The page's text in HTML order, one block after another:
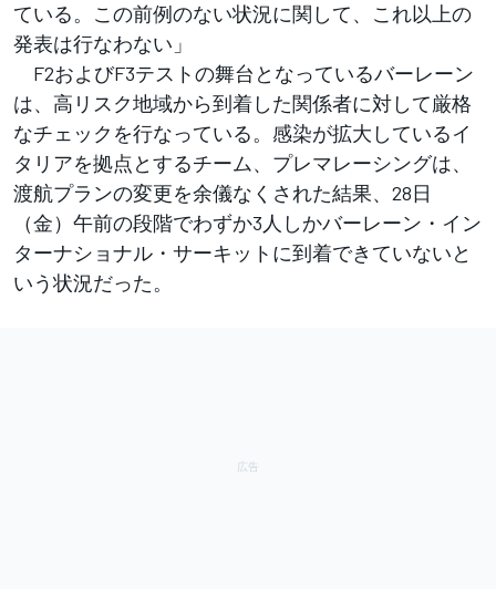
ている。この前例のない状況に関して、これ以上の
発表は行なわない」
F2およびF3テストの舞台となっているバーレーン
は、高リスク地域から到着した関係者に対して厳格
なチェックを行なっている。感染が拡大しているイ
タリアを拠点とするチーム、プレマレーシングは、
渡航プランの変更を余儀なくされた結果、28日
（金）午前の段階でわずか3人しかバーレーン・イン
ターナショナル・サーキットに到着できていないと
いう状況だった。